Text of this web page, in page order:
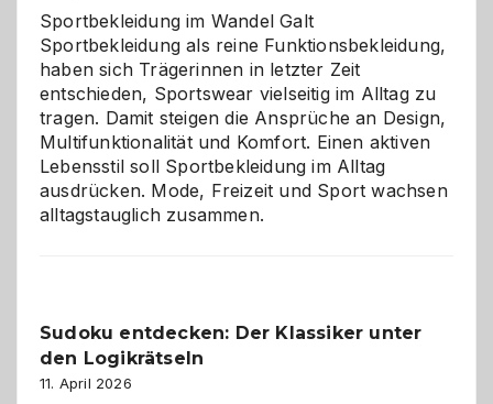
Chaos
Sportbekleidung im Wandel Galt
Sportbekleidung als reine Funktionsbekleidung,
haben sich Trägerinnen in letzter Zeit
entschieden, Sportswear vielseitig im Alltag zu
tragen. Damit steigen die Ansprüche an Design,
Multifunktionalität und Komfort. Einen aktiven
Lebensstil soll Sportbekleidung im Alltag
ausdrücken. Mode, Freizeit und Sport wachsen
alltagstauglich zusammen.
Sudoku entdecken: Der Klassiker unter
den Logikrätseln
11. April 2026